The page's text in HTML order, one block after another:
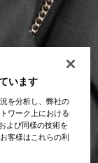
います
を分析し、弊社の
ワーク上における
よび同様の技術を
客様はこれらの利